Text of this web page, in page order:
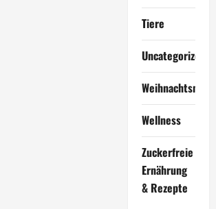
Tiere
Uncategorized
Wellness
Zuckerfreie
Ernährung
& Rezepte